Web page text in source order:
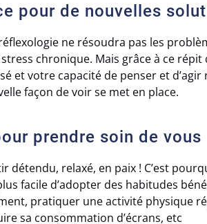
pour de nouvelles
ne résoudra pas les
chronique. Mais grâce à ce
et votre capacité de penser et
façon de voir se met en place.
prendre soin de vous
détendu, relaxé, en paix ! C’est
facile d’adopter des habitudes
pratiquer une activité physique
sa consommation d’écrans, etc